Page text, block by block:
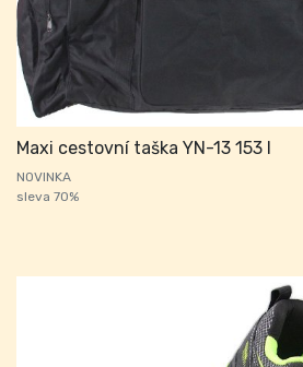
Maxi cestovní taška YN-13 153 l
NOVINKA
sleva 70%